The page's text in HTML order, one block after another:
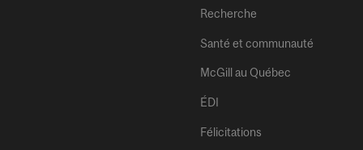
Recherche
Santé et communauté
McGill au Québec
ÉDI
Félicitations